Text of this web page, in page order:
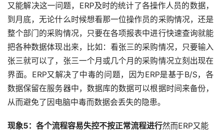
又能解决这一问题，ERP及时的统计了各操作人员的数据，
到月底，无论什么时候想看那一位操作员的采购情况，还是
整个部门的采购情况，只要在各项报表中进行快速查询就能
把各种数据体现出来，比如：看张三的采购情况，只要输入
张三就可以了，张三一个月或几个月的采购情况立刻出现在
界面。ERP又解决了中毒的问题，因为ERP是基于B/S，各
数据保留在服务器中，数据库的数据可以根据时间来备份，
从而避免了因电脑中毒而数据会丢失的隐患。
现象5：各个流程容易失控不按正常流程进行然而ERP又能